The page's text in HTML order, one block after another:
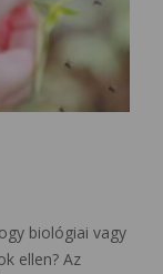
biológiai vagy
ellen? Az